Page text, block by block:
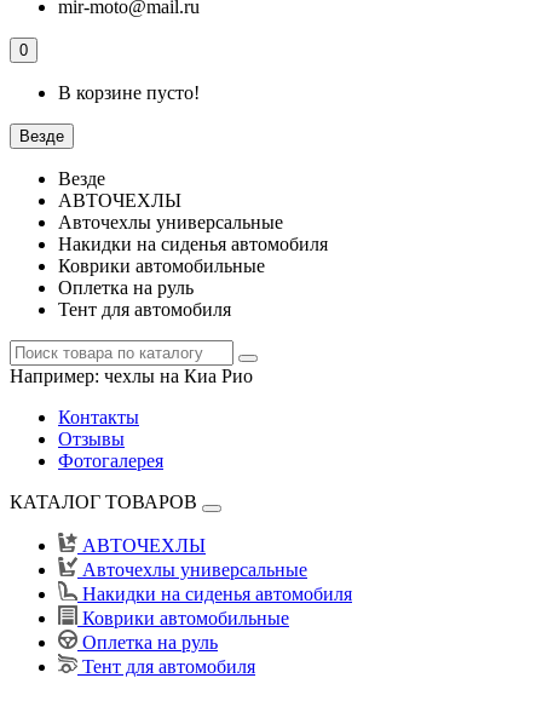
mir-moto@mail.ru
0
В корзине пусто!
Везде
Везде
АВТОЧЕХЛЫ
Авточехлы универсальные
Накидки на сиденья автомобиля
Коврики автомобильные
Оплетка на руль
Тент для автомобиля
Например: чехлы на Киа Рио
Контакты
Отзывы
Фотогалерея
КАТАЛОГ ТОВАРОВ
АВТОЧЕХЛЫ
Авточехлы универсальные
Накидки на сиденья автомобиля
Коврики автомобильные
Оплетка на руль
Тент для автомобиля